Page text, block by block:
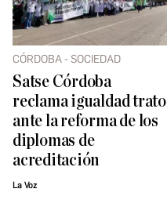
CÓRDOBA - SOCIEDAD
Satse Córdoba
reclama igualdad trato
ante la reforma de los
diplomas de
acreditación
La Voz